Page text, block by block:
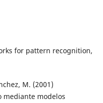
for pattern recognition,
M. (2001)
mediante modelos